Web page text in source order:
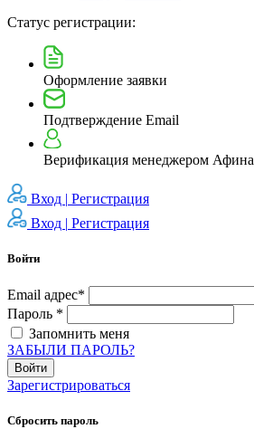
Статус регистрации:
Оформление заявки
Подтверждение Email
Верификация менеджером Афина
Вход | Регистрация
Вход | Регистрация
Войти
Email адрес*
Пароль *
Запомнить меня
ЗАБЫЛИ ПАРОЛЬ?
Войти
Зарегистрироваться
Сбросить пароль